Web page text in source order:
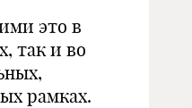
это в
так и во
рамках.